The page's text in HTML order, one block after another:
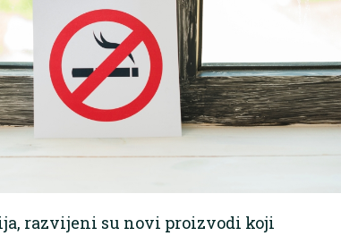
razvijeni su novi proizvodi koji